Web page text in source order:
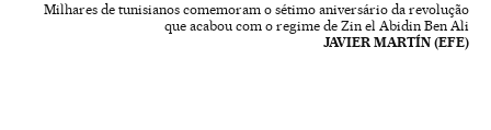
Milhares de tunisianos comemoram o sétimo aniversário da revolução
que acabou com o regime de Zin el Abidin Ben Ali
JAVIER MARTÍN (EFE)